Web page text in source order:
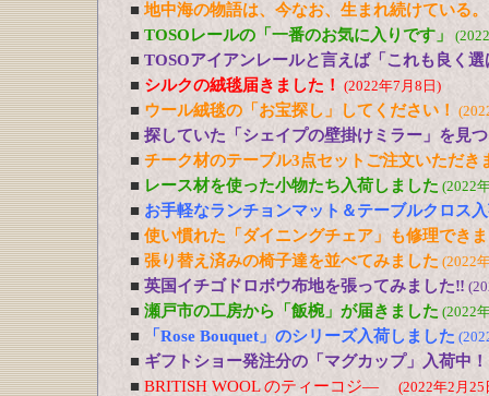
■ 地中海の物語は、今なお、生まれ続けている
■ TOSOレールの「一番のお気に入りです」
■ TOSOアイアンレールと言えば「これも良く
■ シルクの絨毯届きました！ (2022年7月8日)
■ ウール絨毯の「お宝探し」してください！
■ 探していた「シェイプの壁掛けミラー」を見
■ チーク材のテーブル3点セットご注文いただき
■ レース材を使った小物たち入荷しました (2022
■ お手軽なランチョンマット＆テーブルクロス
■ 使い慣れた「ダイニングチェア」も修理でき
■ 張り替え済みの椅子達を並べてみました (2022
■ 英国イチゴドロボウ布地を張ってみました‼
■ 瀬戸市の工房から「飯椀」が届きました (2022
■ 「Rose Bouquet」のシリーズ入荷しました
■ ギフトショー発注分の「マグカップ」入荷中！
■ BRITISH WOOL のティーコジ― (2022年2月25